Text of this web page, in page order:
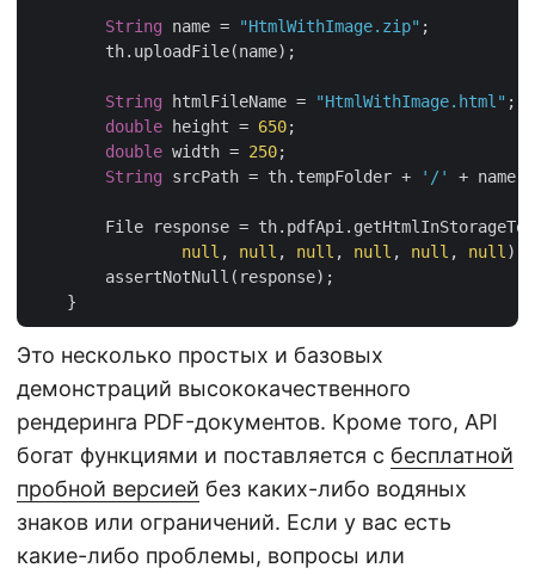
String name = "HtmlWithImage.zip" ;
        th.uploadFile(name);
String htmlFileName = "HtmlWithImage.html" ;
double height = 650;
double width = 250;
String srcPath = th.tempFolder + '/' + name;
File response =
null , null , null , null , null , null );
        assertNotNull(response);
Это несколько простых и базовых
демонстраций высококачественного
рендеринга PDF-документов. Кроме того, API
богат функциями и поставляется с бесплатной
пробной версией без каких-либо водяных
знаков или ограничений. Если у вас есть
какие-либо проблемы, вопросы или